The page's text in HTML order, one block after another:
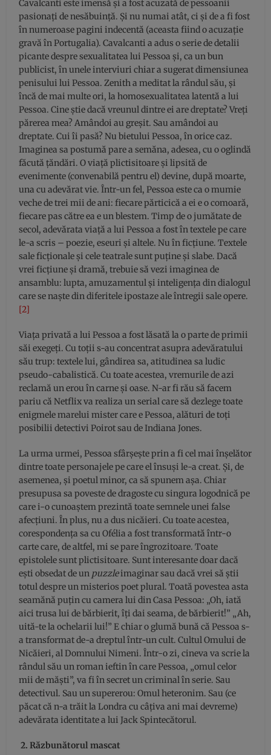
Cavalcanti este imensă și a fost acuzată de pessoanii
pasionați de nesăbuință. Și nu numai atât, ci și de a fi fost
în numeroase pagini indecentă (aceasta fiind o acuzație
gravă în Portugalia). Cavalcanti a adus o serie de detalii
picante despre sexualitatea lui Pessoa și, ca un bun
publicist, în unele interviuri chiar a sugerat dimensiunea
penisului lui Pessoa. Zenith a meditat la rândul său, și
încă de mai multe ori, la homosexualitatea latentă a lui
Pessoa. Cine știe dacă vreunul dintre ei are dreptate? Vreți
părerea mea? Amândoi au greșit. Sau amândoi au
dreptate. Cui îi pasă? Nu bietului Pessoa, în orice caz.
Imaginea sa postumă pare a semăna, adesea, cu o oglindă
făcută țăndări. O viață plictisitoare și lipsită de
evenimente (convenabilă pentru el) devine, după moarte,
una cu adevărat vie. Într-un fel, Pessoa este ca o mumie
veche de trei mii de ani: fiecare părticică a ei e o comoară,
fiecare pas către ea e un blestem. Timp de o jumătate de
secol, adevărata viață a lui Pessoa a fost în textele pe care
le-a scris – poezie, eseuri și altele. Nu în ficțiune. Textele
sale ficționale și cele teatrale sunt puține și slabe. Dacă
vrei ficțiune și dramă, trebuie să vezi imaginea de
ansamblu: lupta, amuzamentul și inteligența din dialogul
care se naște din diferitele ipostaze ale întregii sale opere.
[2]
Viața privată a lui Pessoa a fost lăsată la o parte de primii
săi exegeți. Cu toții s-au concentrat asupra adevăratului
său trup: textele lui, gândirea sa, atitudinea sa ludic
pseudo-cabalistică. Cu toate acestea, vremurile de azi
reclamă un erou în carne și oase. N-ar fi rău să facem
pariu că Netflix va realiza un serial care să dezlege toate
enigmele marelui mister care e Pessoa, alături de toți
posibilii detectivi Poirot sau de Indiana Jones.
La urma urmei, Pessoa sfârșește prin a fi cel mai înșelător
dintre toate personajele pe care el însuși le-a creat. Și, de
asemenea, și poetul minor, ca să spunem așa. Chiar
presupusa sa poveste de dragoste cu singura logodnică pe
care i-o cunoaștem prezintă toate semnele unei false
afecțiuni. În plus, nu a dus nicăieri. Cu toate acestea,
corespondența sa cu Ofélia a fost transformată într-o
carte care, de altfel, mi se pare îngrozitoare. Toate
epistolele sunt plictisitoare. Sunt interesante doar dacă
ești obsedat de un puzzleimaginar sau dacă vrei să știi
totul despre un misterios poet plural. Toată povestea asta
seamănă puțin cu camera lui din Casa Pessoa: „Oh, iată
aici trusa lui de bărbierit, îți dai seama, de bărbierit!” „Ah,
uită-te la ochelarii lui!” E chiar o glumă bună că Pessoa s-
a transformat de-a dreptul într-un cult. Cultul Omului de
Nicăieri, al Domnului Nimeni. Într-o zi, cineva va scrie la
rândul său un roman ieftin în care Pessoa, „omul celor
mii de măști”, va fi în secret un criminal în serie. Sau
detectivul. Sau un supererou: Omul heteronim. Sau (ce
păcat că n-a trăit la Londra cu câțiva ani mai devreme)
adevărata identitate a lui Jack Spintecătorul.
2. Răzbunătorul mascat